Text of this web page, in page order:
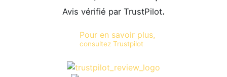
Avis vérifié par TrustPilot.
Pour en savoir plus,
consultez Trustpilot